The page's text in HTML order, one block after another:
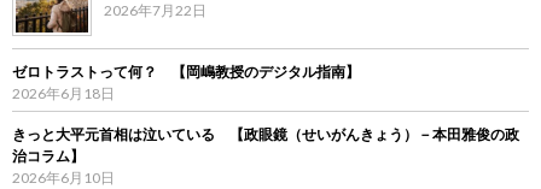
2026年7月22日
ゼロトラストって何？ 【岡嶋教授のデジタル指南】
2026年6月18日
きっと大平元首相は泣いている 【政眼鏡（せいがんきょう）－本田雅俊の政
治コラム】
2026年6月10日